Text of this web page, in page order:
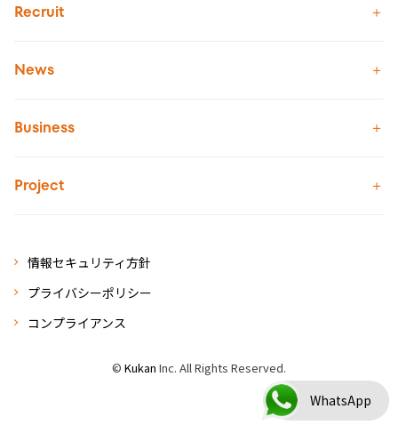
Recruit
News
Business
Project
情報セキュリティ方針
プライバシーポリシー
コンプライアンス
© Kukan Inc. All Rights Reserved.
WhatsApp